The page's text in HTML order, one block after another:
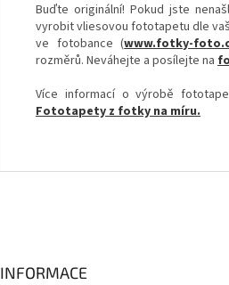
Buďte originální! Pokud jste
vyrobit vliesovou fototapetu dle
ve fotobance (www.fotky-
rozměrů. Neváhejte a posílejte na
Více informací o výrobě
Fototapety z fotky na míru.
INFORMACE